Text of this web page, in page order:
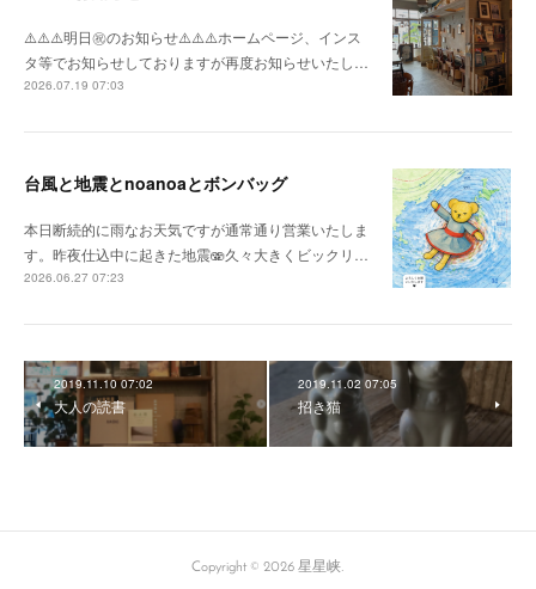
⚠️⚠️⚠️明日㊗️のお知らせ⚠️⚠️⚠️ホームページ、インス
タ等でお知らせしておりますが再度お知らせいたし…
2026.07.19 07:03
台風と地震とnoanoaとボンバッグ
本日断続的に雨なお天気ですが通常通り営業いたしま
す。昨夜仕込中に起きた地震🫨久々大きくビックリ…
2026.06.27 07:23
2019.11.10 07:02
大人の読書
2019.11.02 07:05
招き猫
Copyright © 2026 星星峡.